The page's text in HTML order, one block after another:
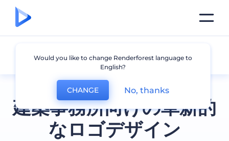
建築事務所向けの革新的
なロゴデザイン
建築
Would you like to change Renderforest language to
English?
CHANGE No, thanks